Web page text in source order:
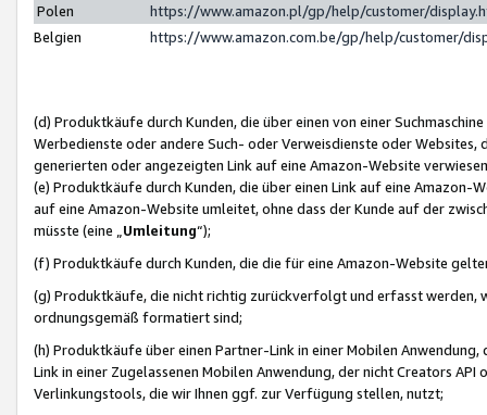
Polen
https://www.amazon.pl/gp/help/customer/
Belgien
https://www.amazon.com.be/gp/help/customer/
(d) Produktkäufe durch Kunden, die über einen von einer
Werbedienste oder andere Such- oder Verweisdienste oder Websites,
generierten oder angezeigten Link auf eine Amazon-Website
(e) Produktkäufe durch Kunden, die über einen Link auf eine
auf eine Amazon-Website umleitet, ohne dass der Kunde auf der
müsste (eine „ Umleitung“);
(f) Produktkäufe durch Kunden, die die für eine Amazon-Website
(g) Produktkäufe, die nicht richtig zurückverfolgt und erfasst werden,
ordnungsgemäß formatiert sind;
(h) Produktkäufe über einen Partner-Link in einer Mobilen
Link in einer Zugelassenen Mobilen Anwendung, der nicht Creators
Verlinkungstools, die wir Ihnen ggf. zur Verfügung stellen, nutzt;